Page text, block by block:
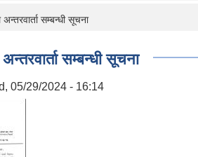
सम्बन्धी सूचना
सम्बन्धी सूचना
05/29/2024 - 16:14